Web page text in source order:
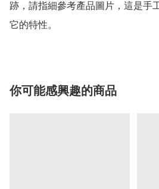
跡，請指細參考產品圖片，這是手
它的特性。
你可能感興趣的商品